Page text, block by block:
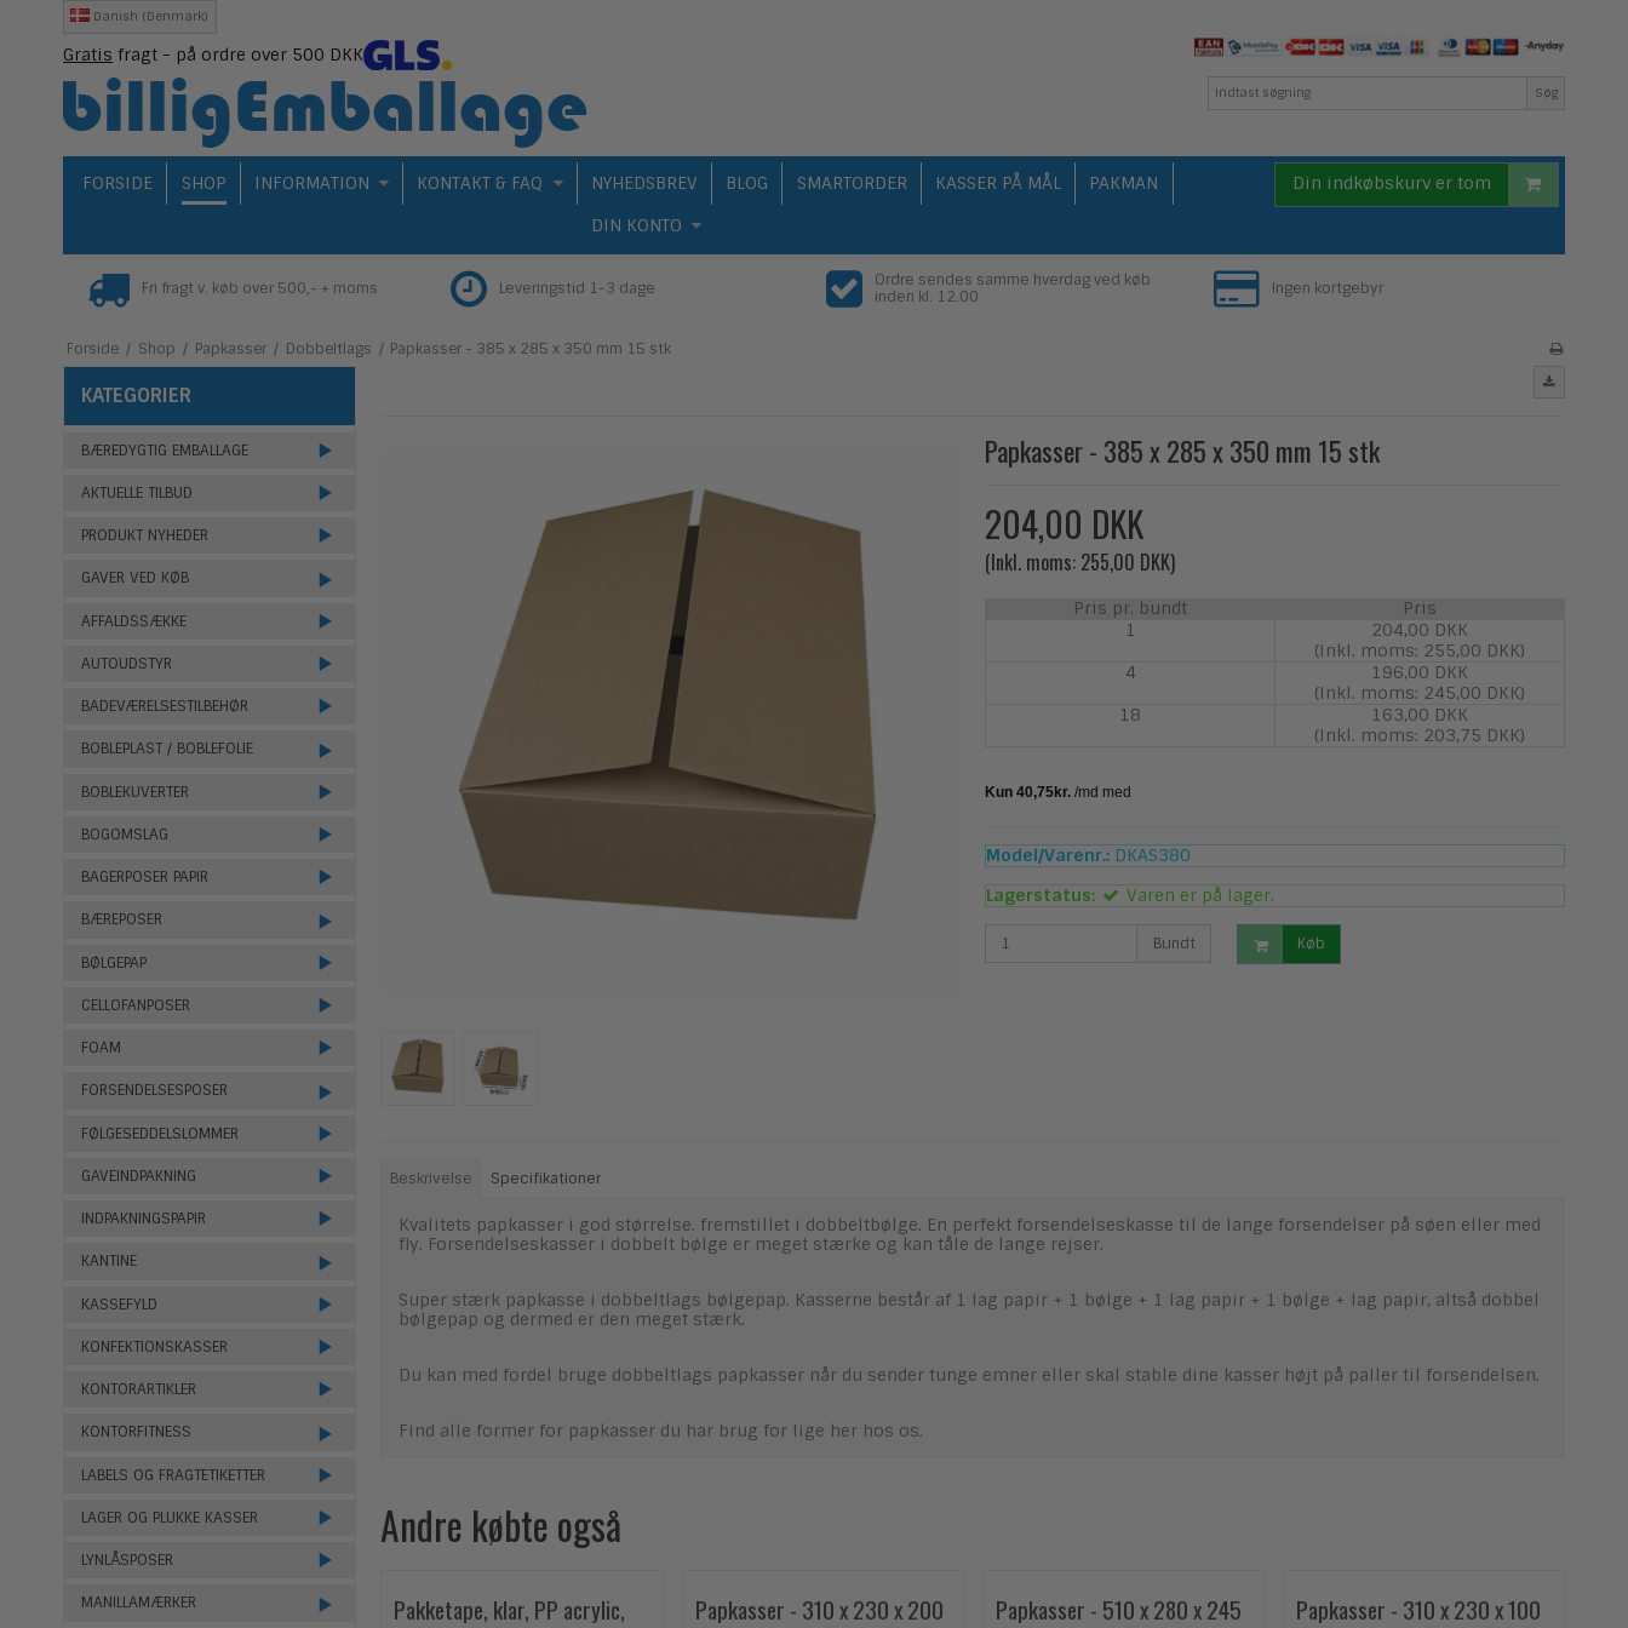
Danish (Denmark)
Gratis fragt - på ordre over 500 DKK
Søg
FORSIDE SHOP INFORMATION KONTAKT & FAQ NYHEDSBREV BLOG SMARTORDER KASSER PÅ MÅL
PAKMAN
DIN KONTO
Din indkøbskurv er tom
Fri fragt v. køb over 500,- + moms Leveringstid 1-3 dage
Ordre sendes samme hverdag ved køb
inden kl. 12.00
Ingen kortgebyr
Forside / Shop / Papkasser / Dobbeltlags / Papkasser - 385 x 285 x 350 mm 15 stk
KATEGORIER
BÆREDYGTIG EMBALLAGE
AKTUELLE TILBUD
PRODUKT NYHEDER
GAVER VED KØB
AFFALDSSÆKKE
AUTOUDSTYR
BADEVÆRELSESTILBEHØR
BOBLEPLAST / BOBLEFOLIE
BOBLEKUVERTER
BOGOMSLAG
BAGERPOSER PAPIR
BÆREPOSER
BØLGEPAP
CELLOFANPOSER
FOAM
FORSENDELSESPOSER
FØLGESEDDELSLOMMER
GAVEINDPAKNING
INDPAKNINGSPAPIR
KANTINE
KASSEFYLD
KONFEKTIONSKASSER
KONTORARTIKLER
KONTORFITNESS
LABELS OG FRAGTETIKETTER
LAGER OG PLUKKE KASSER
LYNLÅSPOSER
MANILLAMÆRKER
Papkasser - 385 x 285 x 350 mm 15 stk
204,00 DKK
(Inkl. moms: 255,00 DKK)
Pris pr. bundt
Pris
1
204,00 DKK
(Inkl. moms: 255,00 DKK)
4
196,00 DKK
(Inkl. moms: 245,00 DKK)
18
163,00 DKK
(Inkl. moms: 203,75 DKK)
Model/Varenr.: DKAS380
Lagerstatus:
Varen er på lager.
Bundt Køb
Beskrivelse Specifikationer
Kvalitets papkasser i god størrelse. fremstillet i dobbeltbølge. En perfekt forsendelseskasse til de lange forsendelser på søen eller med
fly. Forsendelseskasser i dobbelt bølge er meget stærke og kan tåle de lange rejser.
Super stærk papkasse i dobbeltlags bølgepap. Kasserne består af 1 lag papir + 1 bølge + 1 lag papir + 1 bølge + lag papir, altså dobbel
bølgepap og dermed er den meget stærk.
Du kan med fordel bruge dobbeltlags papkasser når du sender tunge emner eller skal stable dine kasser højt på paller til forsendelsen.
Find alle former for papkasser du har brug for lige her hos os.
Andre købte også
Pakketape, klar, PP acrylic,
Papkasser - 310 x 230 x 200
Papkasser - 510 x 280 x 245
Papkasser - 310 x 230 x 100